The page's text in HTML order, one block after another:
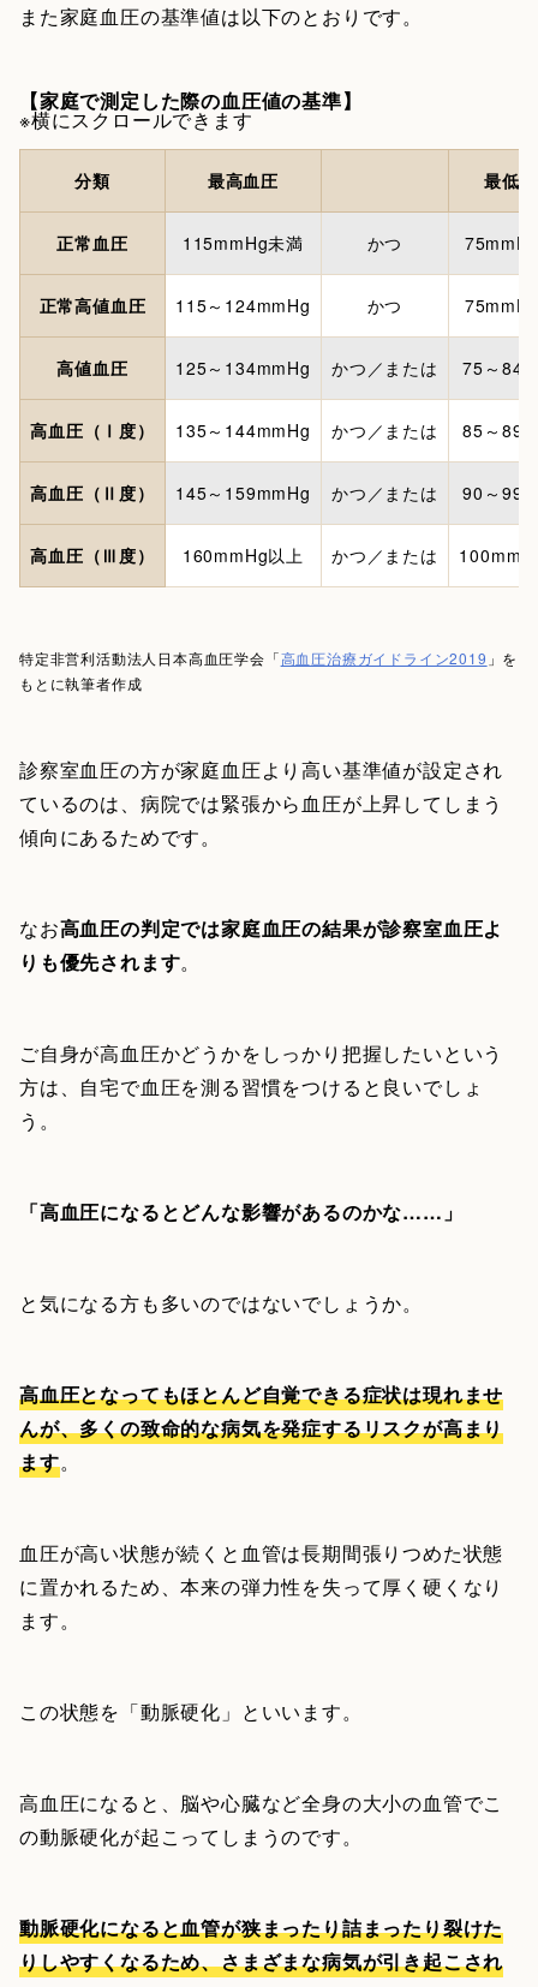
また家庭血圧の基準値は以下のとおりです。
【家庭で測定した際の血圧値の基準】
※横にスクロールできます
分類 最高血圧 最低
正常血圧 115mmHg未満 かつ
正常高値血圧 115～124mmHg かつ
高値血圧 125～134mmHg かつ／または 75～
高血圧（Ⅰ度） 135～144mmHg かつ／または 85～
高血圧（Ⅱ度） 145～159mmHg かつ／または 90～
高血圧（Ⅲ度） 160mmHg以上 かつ／または
特定非営利活動法人日本高血圧学会「高血圧治療ガイドライン2019 」を
もとに執筆者作成
診察室血圧の方が家庭血圧より高い基準値が設定され
ているのは、病院では緊張から血圧が上昇してしまう
傾向にあるためです。
なお高血圧の判定では家庭血圧の結果が診察室血圧よ
りも優先されます。
ご自身が高血圧かどうかをしっかり把握したいという
方は、自宅で血圧を測る習慣をつけると良いでしょ
う。
「高血圧になるとどんな影響があるのかな……」
と気になる方も多いのではないでしょうか。
高血圧となってもほとんど自覚できる症状は現れませ
んが、多くの致命的な病気を発症するリスクが高まり
ます。
血圧が高い状態が続くと血管は長期間張りつめた状態
に置かれるため、本来の弾力性を失って厚く硬くなり
ます。
この状態を「動脈硬化」といいます。
高血圧になると、脳や心臓など全身の大小の血管でこ
の動脈硬化が起こってしまうのです。
動脈硬化になると血管が狭まったり詰まったり裂けた
りしやすくなるため、さまざまな病気が引き起こされ